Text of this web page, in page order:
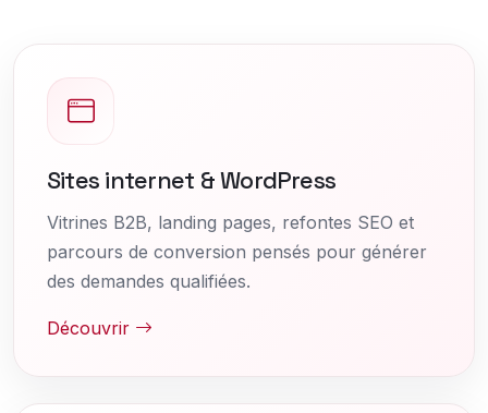
Sites internet & WordPress
Vitrines B2B, landing pages, refontes SEO et
parcours de conversion pensés pour générer
des demandes qualifiées.
Découvrir